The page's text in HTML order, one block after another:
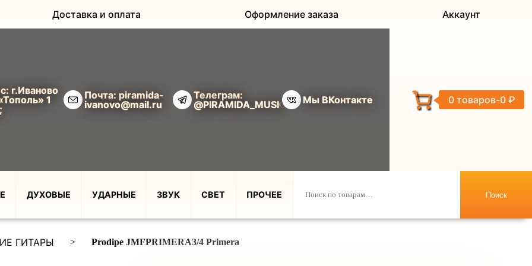
Доставка и оплата Оформление заказа Аккаунт
г.Иваново
1
Почта: piramida-
ivanovo@mail.ru
Телеграм:
@PIRAMIDA_MUSIC
Мы ВКонтакте 0 товаров 0 ₽
ДУХОВЫЕ УДАРНЫЕ ЗВУК СВЕТ ПРОЧЕЕ Поиск
ГИТАРЫ > Prodipe JMFPRIMERA3/4 Primera